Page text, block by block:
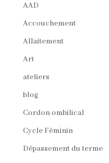
AAD
Accouchement
Allaitement
Art
ateliers
blog
Cordon ombilical
Cycle Féminin
Dépassement du terme